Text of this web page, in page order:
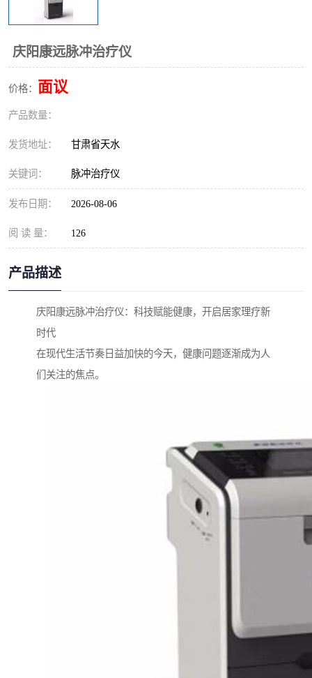
庆阳康远脉冲治疗仪
价格： 面议
产品数量：
发货地址： 甘肃省天水
关键词： 脉冲治疗仪
发布日期： 2026-08-06
阅 读 量： 126
产品描述
庆阳康远脉冲治疗仪：科技赋能健康，开启居家理疗新
时代
在现代生活节奏日益加快的今天，健康问题逐渐成为人
们关注的焦点。